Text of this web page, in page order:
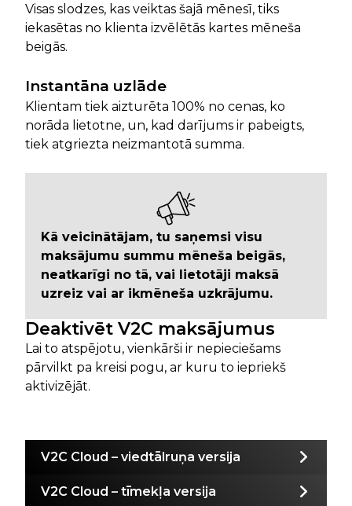
Visas slodzes, kas veiktas šajā mēnesī, tiks
iekasētas no klienta izvēlētās kartes mēneša
beigās.
Instantāna uzlāde
Klientam tiek aizturēta 100% no cenas, ko
norāda lietotne, un, kad darījums ir pabeigts,
tiek atgriezta neizmantotā summa.
Kā veicinātājam, tu saņemsi visu
maksājumu summu mēneša beigās,
neatkarīgi no tā, vai lietotāji maksā
uzreiz vai ar ikmēneša uzkrājumu.
Deaktivēt V2C maksājumus
Lai to atspējotu, vienkārši ir nepieciešams
pārvilkt pa kreisi pogu, ar kuru to iepriekš
aktivizējāt.
V2C Cloud – viedtālruņa versija
V2C Cloud – tīmekļa versija